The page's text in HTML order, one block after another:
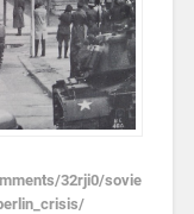
32rji0/sovie